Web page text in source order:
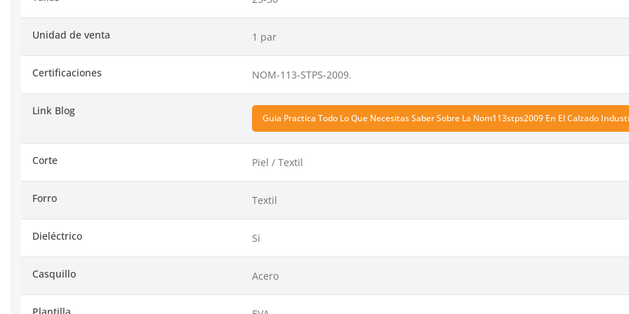
Unidad de venta 1 par
Certificaciones NOM-113-STPS-2009.
Link Blog
Guia Practica Todo Lo Que Necesitas Saber Sobre La Nom113stps2009 En El Calzado
Corte Piel / Textil
Forro Textil
Dieléctrico Si
Casquillo Acero